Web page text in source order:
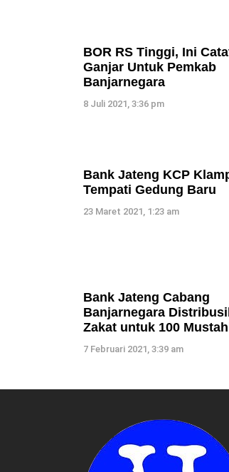
BOR RS Tinggi, Ini
Ganjar Untuk Pemkab
Banjarnegara
8 Juli 2021, 3:36 pm
Bank Jateng KCP
Tempati Gedung Baru
23 Maret 2021, 1:23 am
Bank Jateng Cabang
Banjarnegara
Zakat untuk 100
7 Februari 2021, 3:39 am